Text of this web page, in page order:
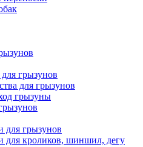
грызунов
для грызунов
грызуны
для грызунов
для кроликов, шиншил, дегу